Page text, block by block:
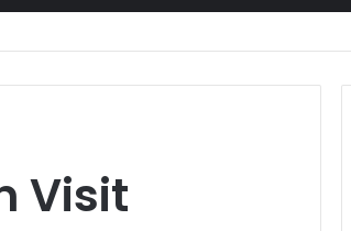
मिलेगी 34 हजार रिकॉर्ड भर्तियों की सौगात
Visit